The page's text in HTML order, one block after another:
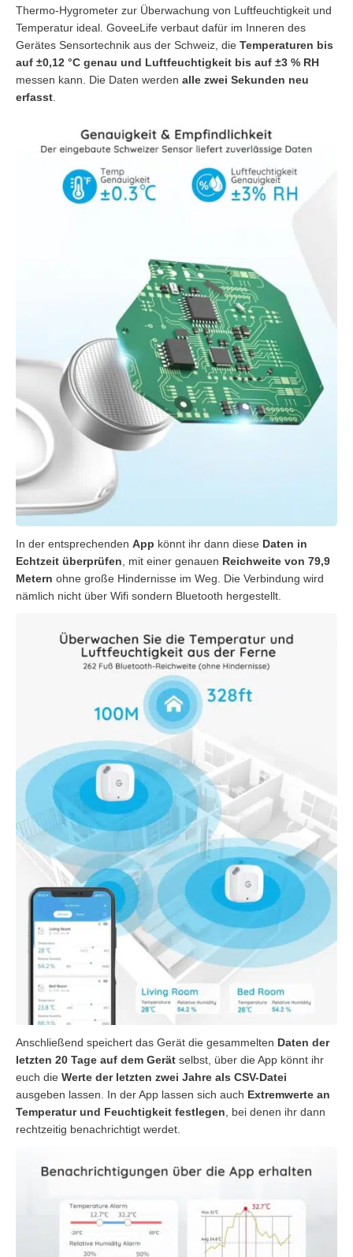
Thermo-Hygrometer zur Überwachung von Luftfeuchtigkeit und
Temperatur ideal. GoveeLife verbaut dafür im Inneren des
Gerätes Sensortechnik aus der Schweiz, die Temperaturen bis
auf ±0,12 °C genau und Luftfeuchtigkeit bis auf ±3 % RH
messen kann. Die Daten werden alle zwei Sekunden neu
erfasst
In der entsprechenden App könnt ihr dann diese Daten in
Echtzeit überprüfen , mit einer genauen Reichweite von 79,9
Metern ohne große Hindernisse im Weg. Die Verbindung wird
nämlich nicht über Wifi sondern Bluetooth hergestellt.
Anschließend speichert das Gerät die gesammelten Daten der
letzten 20 Tage auf dem Gerät selbst, über die App könnt ihr
euch die Werte der letzten zwei Jahre als CSV-Datei
ausgeben lassen. In der App lassen sich auch Extremwerte an
Temperatur und Feuchtigkeit festlegen , bei denen ihr dann
rechtzeitig benachrichtigt werdet.